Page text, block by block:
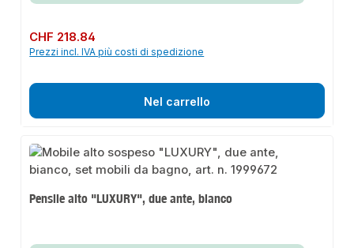
Prezzo normale:
CHF 218.84
Prezzi incl. IVA più costi di spedizione
Nel carrello
Pensile alto "LUXURY", due ante, bianco